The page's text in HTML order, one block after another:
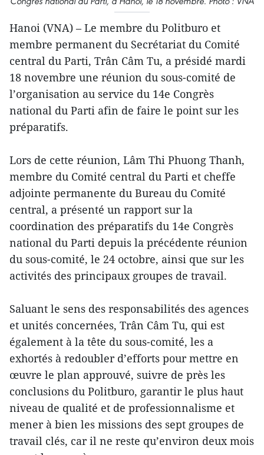
Hanoi (VNA) – Le membre du Politburo et
membre permanent du Secrétariat du Comité
central du Parti, Trân Câm Tu, a présidé mardi
18 novembre une réunion du sous-comité de
l’organisation au service du 14e Congrès
national du Parti afin de faire le point sur les
préparatifs.
Lors de cette réunion, Lâm Thi Phuong Thanh,
membre du Comité central du Parti et cheffe
adjointe permanente du Bureau du Comité
central, a présenté un rapport sur la
coordination des préparatifs du 14e Congrès
national du Parti depuis la précédente réunion
du sous-comité, le 24 octobre, ainsi que sur les
activités des principaux groupes de travail.
Saluant le sens des responsabilités des agences
et unités concernées, Trân Câm Tu, qui est
également à la tête du sous-comité, les a
exhortés à redoubler d’efforts pour mettre en
œuvre le plan approuvé, suivre de près les
conclusions du Politburo, garantir le plus haut
niveau de qualité et de professionnalisme et
mener à bien les missions des sept groupes de
travail clés, car il ne reste qu’environ deux mois